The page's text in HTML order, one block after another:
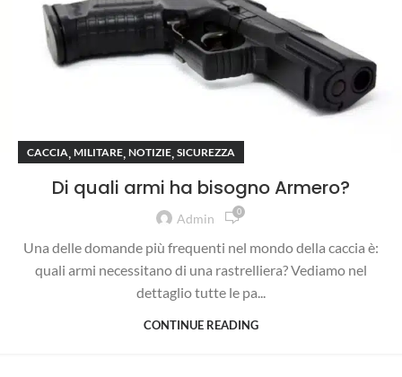
CACCIA, MILITARE, NOTIZIE, SICUREZZA
Di quali armi ha bisogno Armero?
Admin 0
Una delle domande più frequenti nel mondo della caccia è:
quali armi necessitano di una rastrelliera? Vediamo nel
dettaglio tutte le pa...
CONTINUE READING